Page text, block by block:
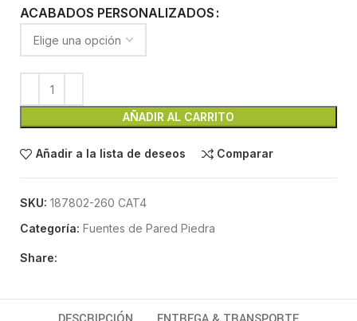
ACABADOS PERSONALIZADOS
AÑADIR AL CARRITO
Añadir a la lista de deseos Comparar
SKU: 187802-260 CAT4
Categoría: Fuentes de Pared Piedra
Share: